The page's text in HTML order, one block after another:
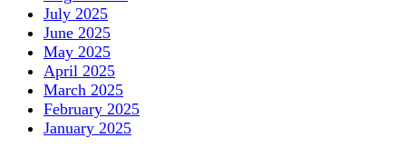
July 2025
June 2025
May 2025
April 2025
March 2025
February 2025
January 2025